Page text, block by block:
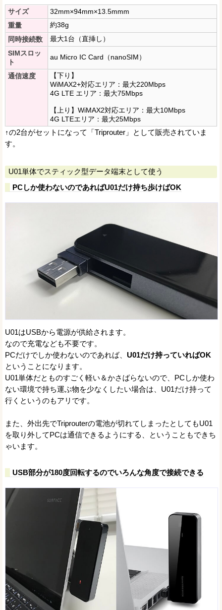
サイズ
32mm×94mm×13.5mmm
重量
約38g
同時接続数
最大1台（直挿し）
SIMスロッ
ト
au Micro IC Card（nanoSIM）
通信速度
【下り】
WiMAX2+対応エリア：最大220Mbps
4G LTE エリア：最大75Mbps
【上り】WiMAX2対応エリア：最大10Mbps
4G LTEエリア：最大25Mbps
↑の2台がセットになって「Triprouter」として販売されていま
す。
U01単体でスティック型データ端末として使う
PCしか使わないのであればU01だけ持ち歩けばOK
U01はUSBから電源が供給されます。
なので充電なども不要です。
PCだけでしか使わないのであれば、 U01だけ持っていればOK
ということになります。
U01単体だとものすごく軽い＆かさばらないので、PCしか使わ
ない環境で持ち運ぶ物を少なくしたい場合は、U01だけ持って
行くというのもアリです。
また、外出先でTriprouterの電池が切れてしまったとしてもU01
を取り外してPCは通信できるようにする、ということもできち
ゃいます。
USB部分が180度回転するのでいろんな角度で接続できる